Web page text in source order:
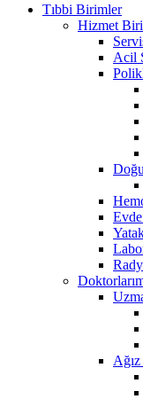
Tıbbi Birimler
Hizmet
Acil